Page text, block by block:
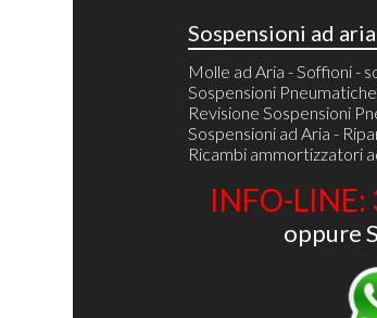
Sospensioni ad aria
Molle ad Aria - Soffioni -
Sospensioni
Revisione Sospensioni
Sospensioni ad Aria -
Ricambi ammortizzatori
INFO-
oppure